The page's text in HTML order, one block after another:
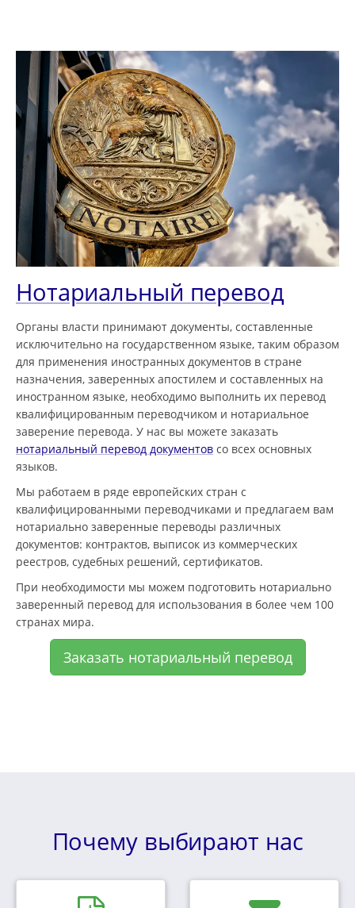
Нотариальный перевод
Органы власти принимают документы, составленные
исключительно на государственном языке, таким образом
для применения иностранных документов в стране
назначения, заверенных апостилем и составленных на
иностранном языке, необходимо выполнить их перевод
квалифицированным переводчиком и нотариальное
заверение перевода. У нас вы можете заказать
нотариальный перевод документов со всех основных
языков.
Мы работаем в ряде европейских стран с
квалифицированными переводчиками и предлагаем вам
нотариально заверенные переводы различных
документов: контрактов, выписок из коммерческих
реестров, судебных решений, сертификатов.
При необходимости мы можем подготовить нотариально
заверенный перевод для использования в более чем 100
странах мира.
Заказать нотариальный перевод
Почему выбирают нас